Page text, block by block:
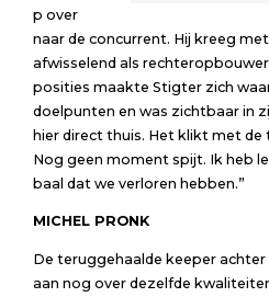
p over
naar de concurrent. Hij kreeg
afwisselend als
posities maakte Stigter zich
doelpunten en was zichtbaar in
hier direct thuis. Het klikt met de
Nog geen moment spijt. Ik heb
baal dat we verloren hebben.”
MICHEL PRONK
De teruggehaalde keeper
aan nog over dezelfde